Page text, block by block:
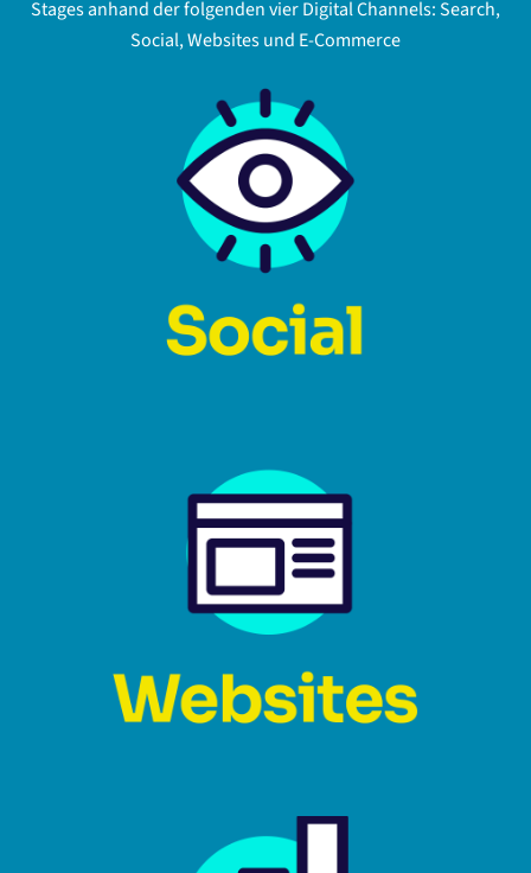
Stages anhand der folgenden vier Digital Channels: Search,
Social, Websites und E-Commerce